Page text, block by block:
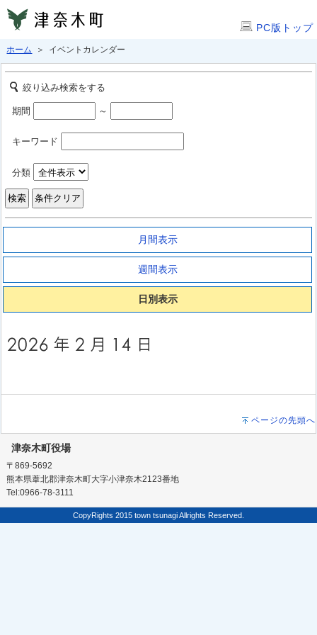
PC版トップ
ホーム ＞ イベントカレンダー
絞り込み検索をする
期間 ～
キーワード
分類
月間表示
週間表示
日別表示
ページの先頭へ
津奈木町役場
〒869-5692
熊本県葦北郡津奈木町大字小津奈木2123番地
Tel:0966-78-3111
CopyRights 2015 town tsunagi Allrights Reserved.